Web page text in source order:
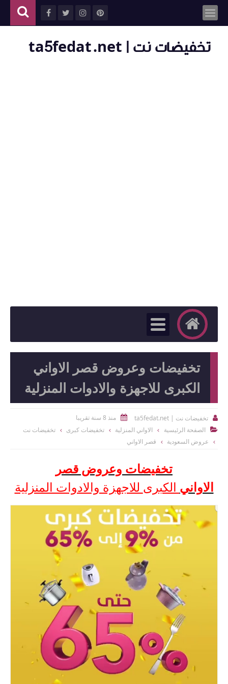
تخفيضات نت | ta5fedat.net
تخفيضات وعروض قصر الاواني
الكبرى للاجهزة والادوات المنزلية
 تخفيضات نت | ta5fedat.net  منذ 8 سنة تقريبا
 الصفحة الرئيسية الاواني المنزلية تخفيضات كبرى
تخفيضات نت
عروض السعودية
قصر الاواني
تخفيضات وعروض قصر
الاواني الكبرى للاجهزة والادوات المنزلية